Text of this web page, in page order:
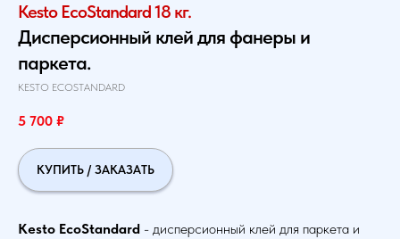
Kesto EcoStandard 18 кг.
Дисперсионный клей для фанеры и
паркета.
KESTO ECOSTANDARD
5 700 ₽
КУПИТЬ / ЗАКАЗАТЬ
Kesto EcoStandard - дисперсионный клей для паркета и